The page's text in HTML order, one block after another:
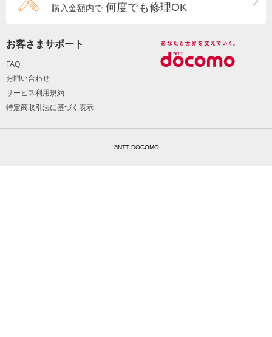
購入金額内で 何度でも修理OK
お客さまサポート
FAQ
お問い合わせ
サービス利用規約
特定商取引法に基づく表示
©NTT DOCOMO